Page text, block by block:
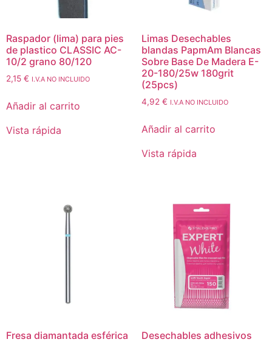
Raspador (lima) para pies
de plastico CLASSIC AC-
10/2 grano 80/120
2,15 € I.V.A NO INCLUIDO
Añadir al carrito
Vista rápida
Limas Desechables
blandas PapmAm Blancas
Sobre Base De Madera E-
20-180/25w 180grit
(25pcs)
4,92 € I.V.A NO INCLUIDO
Añadir al carrito
Vista rápida
Fresa diamantada esférica
Desechables adhesivos